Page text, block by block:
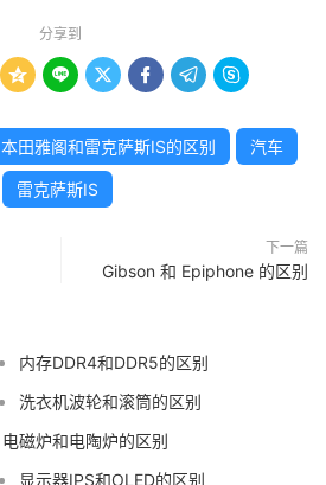
分享到
     
本田雅阁和雷克萨斯IS的区别 汽车
雷克萨斯IS
下一篇
Gibson 和 Epiphone 的区别
内存DDR4和DDR5的区别
洗衣机波轮和滚筒的区别
电磁炉和电陶炉的区别
显示器IPS和OLED的区别